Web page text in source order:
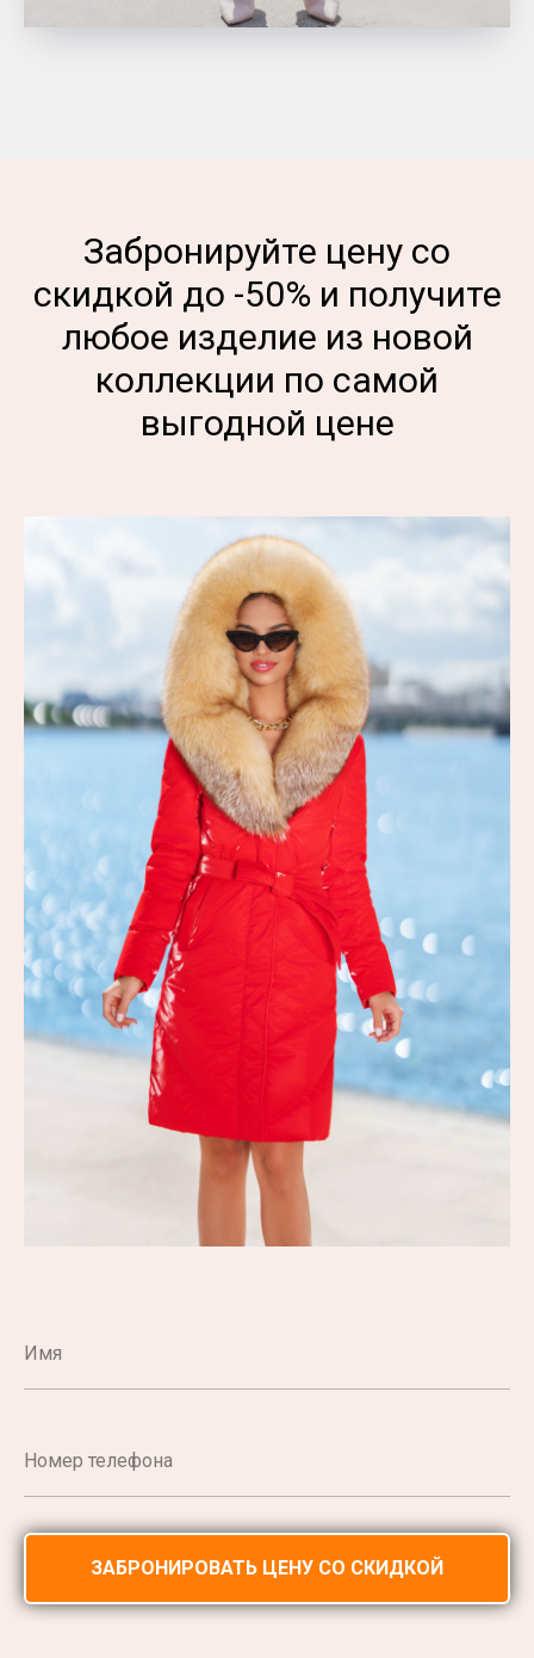
Забронируйте цену со
скидкой до -50% и получите
любое изделие из новой
коллекции по самой
выгодной цене
ЗАБРОНИРОВАТЬ ЦЕНУ СО СКИДКОЙ